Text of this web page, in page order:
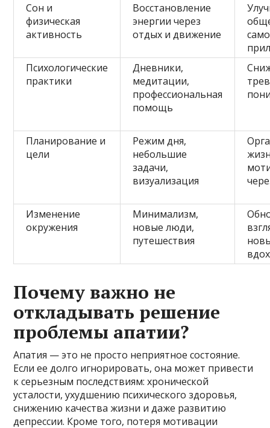
Сон и
физическая
активность
Восстановление
энергии через
отдых и движение
Психологические
практики
Дневники,
медитации,
профессиональная
помощь
Планирование и
цели
Режим дня,
небольшие
задачи,
визуализация
Изменение
окружения
Минимализм,
новые люди,
путешествия
Почему важно не
откладывать решение
проблемы апатии?
Апатия — это не просто неприятное состояние.
Если ее долго игнорировать, она может привести
к серьезным последствиям: хронической
усталости, ухудшению психического здоровья,
снижению качества жизни и даже развитию
депрессии. Кроме того, потеря мотивации